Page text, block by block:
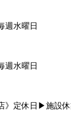
週水曜日
週水曜日
》定休日▶︎施設休